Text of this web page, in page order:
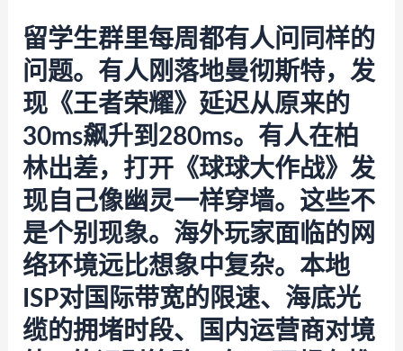
留学生群里每周都有人问同样的
问题。有人刚落地曼彻斯特，发
现《王者荣耀》延迟从原来的
30ms飙升到280ms。有人在柏
林出差，打开《球球大作战》发
现自己像幽灵一样穿墙。这些不
是个别现象。海外玩家面临的网
络环境远比想象中复杂。本地
ISP对国际带宽的限速、海底光
缆的拥堵时段、国内运营商对境